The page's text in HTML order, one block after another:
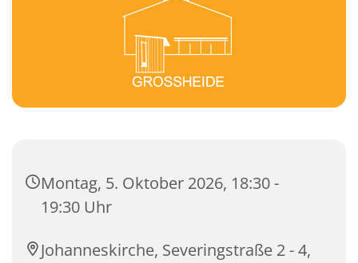
Montag, 5. Oktober 2026, 18:30 -
19:30 Uhr
Johanneskirche, Severingstraße 2 - 4,